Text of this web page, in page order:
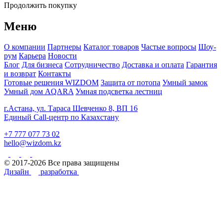
Продолжить покупку
Меню
О компании Партнеры Каталог товаров Частые вопросы Шоу-
рум Карьера Новости
Блог Для бизнеса Сотрудничество Доставка и оплата Гарантия
и возврат Контакты
Готовые решения WIZDOM Защита от потопа Умный замок
Умный дом AQARA Умная подсветка лестниц
г.Астана, ул. Тараса Шевченко 8, ВП 16
Единый Call-центр по Казахстану
+7 777 077 73 02
hello@wizdom.kz
© 2017-2026 Все права защищены
Дизайн
разработка